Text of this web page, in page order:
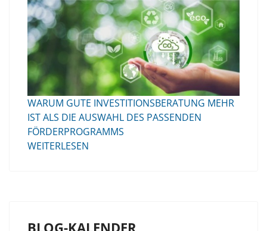
WARUM GUTE INVESTITIONSBERATUNG MEHR
IST ALS DIE AUSWAHL DES PASSENDEN
FÖRDERPROGRAMMS
WEITERLESEN
BLOG-KALENDER